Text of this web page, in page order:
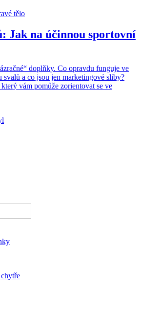
tělo
Jak na účinnou sportovní
doplňky. Co opravdu funguje ve
svalů a co jsou jen marketingové sliby?
vám pomůže zorientovat se ve